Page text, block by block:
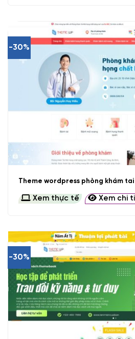
-30%
Theme wordpress phòng khám tai
Xem thực tế Xem chi
-30%